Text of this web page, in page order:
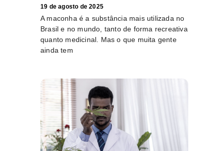
19 de agosto de 2025
A maconha é a substância mais utilizada no
Brasil e no mundo, tanto de forma recreativa
quanto medicinal. Mas o que muita gente
ainda tem